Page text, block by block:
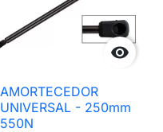

AMORTECEDOR
UNIVERSAL - 250mm
550N